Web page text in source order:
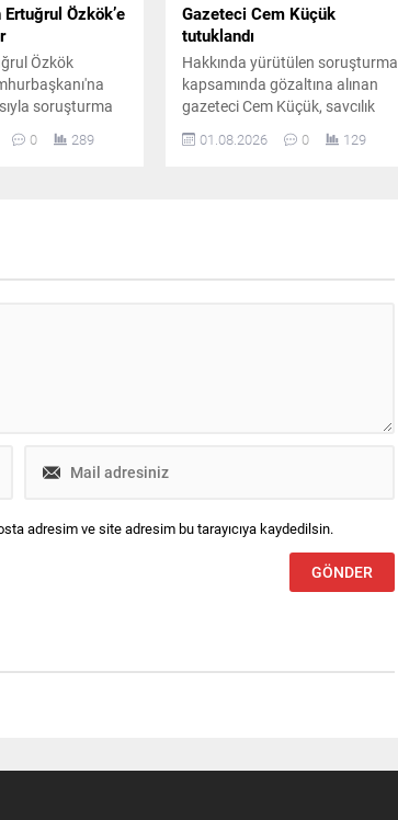
Özkök’e
Özkök
soruşturma
ardından AK
Ömer Çelik
0 289
Gazeteci Cem Küçük
tutuklandı
Hakkında yürütülen soruşturma
kapsamında gözaltına alınan
gazeteci Cem Küçük, savcılık
ifadesinin ardından çıkarıldığı
mahkeme tarafından
01.08.2026 0 129
adresim ve site adresim bu tarayıcıya kaydedilsin.